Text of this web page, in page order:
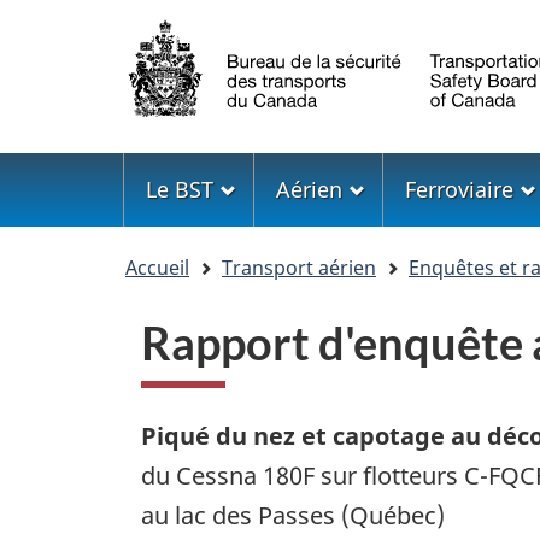
Sélection
de
la
langue
Menu
Le BST Aérien Ferroviaire
Accueil Transport aérien Enquêtes et
Rapport
Piqué du nez et capotage au
du Cessna 180F sur flotteurs C-
au lac des Passes (Québec)